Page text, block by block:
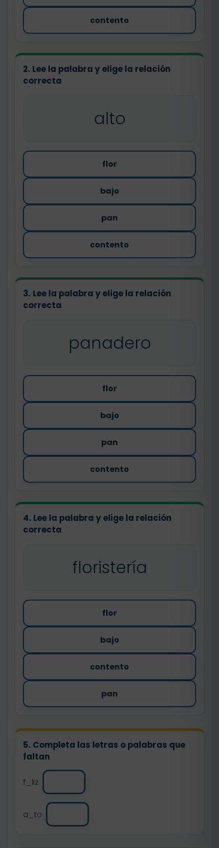
contento
2. Lee la palabra y elige la relación
correcta
alto
flor
bajo
pan
contento
3. Lee la palabra y elige la relación
correcta
panadero
flor
bajo
pan
contento
4. Lee la palabra y elige la relación
correcta
floristería
flor
bajo
contento
pan
5. Completa las letras o palabras que
faltan
f_liz
a_to